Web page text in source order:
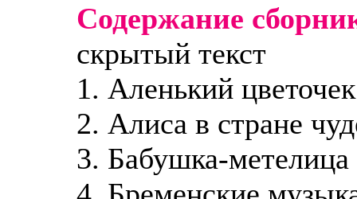
Содержание
скрытый текст
1. Аленький цветочек
2. Алиса в стране
3. Бабушка-метелица